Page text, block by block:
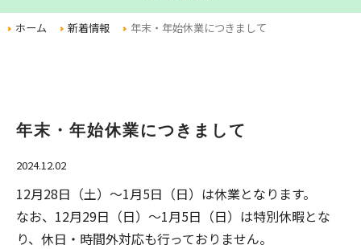
ホーム 新着情報 年末・年始休業につきまして
年末・年始休業につきまして
2024.12.02
12月28日（土）～1月5日（日）は休業となります。
なお、12月29日（日）～1月5日（日）は特別休暇とな
り、休日・時間外対応も行っておりません。